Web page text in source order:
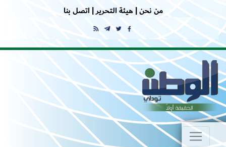
من نحن |هيئة التحرير | اتصل بنا